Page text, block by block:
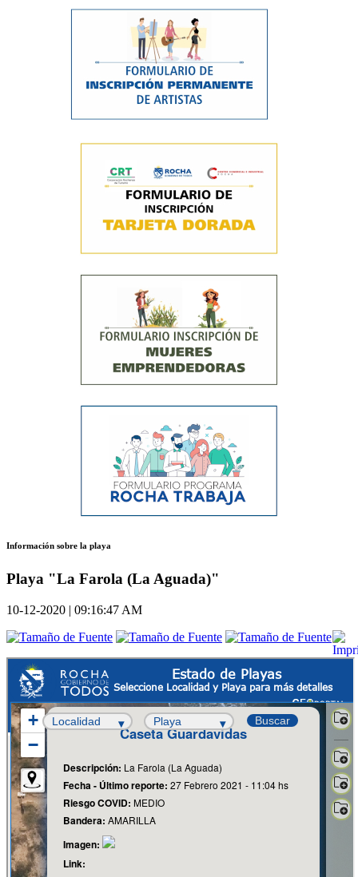
Información sobre la playa
Playa "La Farola (La Aguada)"
10-12-2020 | 09:16:47 AM